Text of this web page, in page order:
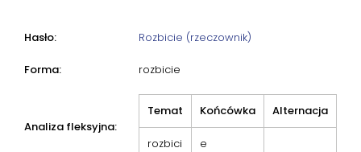
Hasło: Rozbicie (rzeczownik)
Forma: rozbicie
Analiza fleksyjna:
Temat Końcówka Alternacja
rozbici e